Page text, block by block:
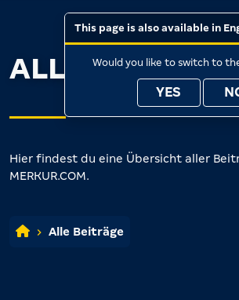
ALLE BEITRÄGE
Hier findest du eine Übersicht aller
MERKUR.COM.
Alle Beiträge
This page is also available in
Would you like to switch to
YES